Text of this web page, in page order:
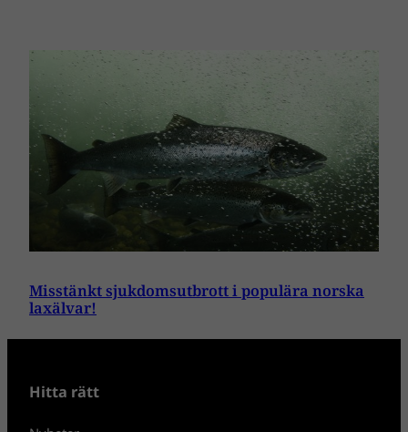
Misstänkt sjukdomsutbrott i populära norska
laxälvar!
Hitta rätt